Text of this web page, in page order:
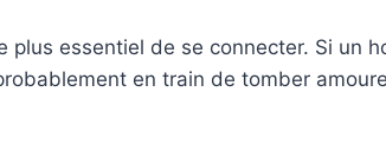
plus essentiel de se connecter. Si un
en train de tomber